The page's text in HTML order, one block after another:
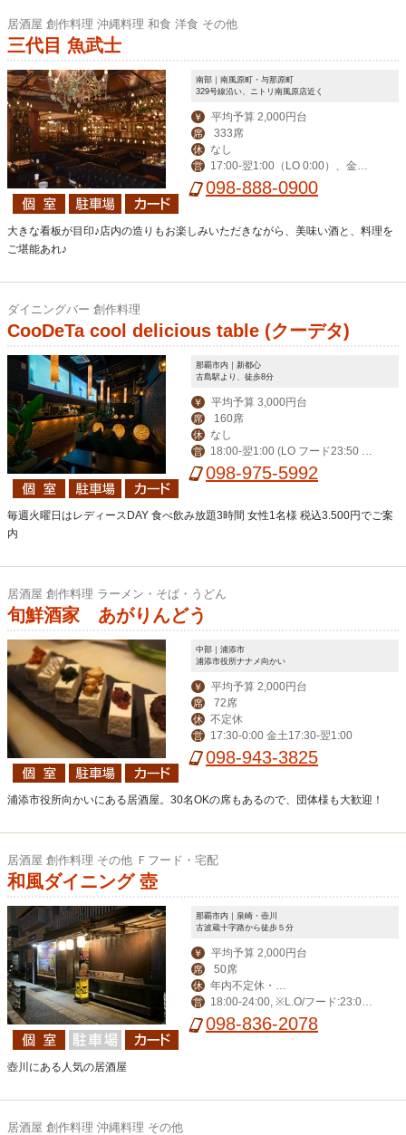
居酒屋 創作料理 沖縄料理 和食 洋食 その他
三代目 魚武士
南部｜南風原町・与那原町
329号線沿い、ニトリ南風原店近く
￥ 平均予算 2,000円台
席 333席
休 なし
営
17:00-翌1:00（LO 0:00）、金土
祝前17:00-翌2:00（LO 翌1:00）
098-888-0900
大きな看板が目印♪店内の造りもお楽しみいただきながら、美味い酒と、料理を
ご堪能あれ♪
ダイニングバー 創作料理
CooDeTa cool delicious table (クーデタ)
那覇市内｜新都心
古島駅より、徒歩8分
￥ 平均予算 3,000円台
席 160席
休 なし
営
18:00-翌1:00 (LO フード23:50 ド
リンク0:20) 金土祝前18:00-翌2:00 (L
098-975-5992
毎週火曜日はレディースDAY 食べ飲み放題3時間 女性1名様 税込3.500円でご案
内
居酒屋 創作料理 ラーメン・そば・うどん
旬鮮酒家 あがりんどう
中部｜浦添市
浦添市役所ナナメ向かい
￥ 平均予算 2,000円台
席 72席
休 不定休
営 17:30-0:00 金土17:30-翌1:00
098-943-3825
浦添市役所向かいにある居酒屋。30名OKの席もあるので、団体様も大歓迎！
居酒屋 創作料理 その他 Ｆフード・宅配
和風ダイニング 壺
那覇市内｜泉崎・壺川
古波蔵十字路から徒歩５分
￥ 平均予算 2,000円台
席 50席
休
年内不定休・お
盆・大晦日・正月三
が日
営
18:00-24:00, ※L.O/フード:23:0
0・ドリンク:23:30
098-836-2078
壺川にある人気の居酒屋
居酒屋 創作料理 沖縄料理 その他